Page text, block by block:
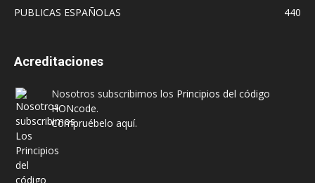
PUBLICAS ESPAÑOLAS
440
Acreditaciones
Nosotros subscribimos los Principios del código
HONcode.
Compruébelo aquí.